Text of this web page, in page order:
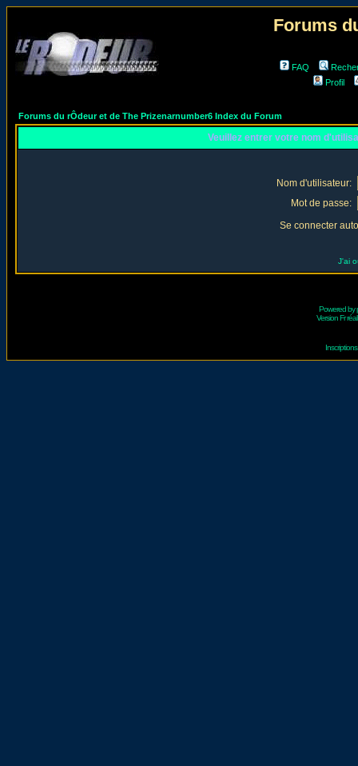
Forums
FAQ
Profil
Forums du rÔdeur et de The Prizenarnumber6 Index du Forum
Veuillez entrer votre nom
Nom d'utilisateur:
Mot de passe:
Se connecter
J'ai
Powered by
Version Fr